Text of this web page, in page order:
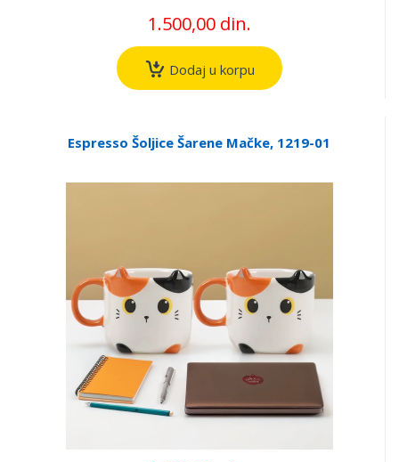
1.500,00 din.
Dodaj u korpu
Espresso Šoljice Šarene Mačke, 1219-01